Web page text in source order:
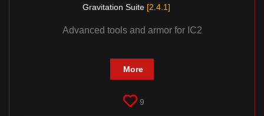
Gravitation Suite [2.4.1]
Advanced tools and armor for IC2
More
9